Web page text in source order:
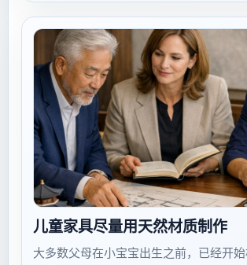
儿童家具尽量用天然材质制作
大多数父母在小宝宝出生之前，已经开